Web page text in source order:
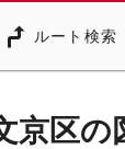
ルート検索
京区の